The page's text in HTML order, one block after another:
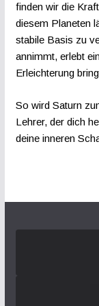
finden wir die
diesem Planeten
stabile Basis zu
annimmt, erlebt
Erleichterung
So wird Saturn
Lehrer, der dich
deine inneren